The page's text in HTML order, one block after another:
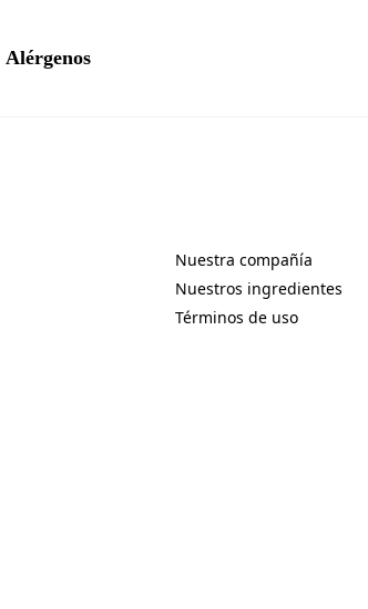
Alérgenos
Nuestra compañía
(Opens in a new tab)
Nuestros ingredientes
(Opens in a new tab)
Términos de uso
(Opens in a new tab)